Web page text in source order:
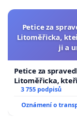
Petice za
Litoměřicka,
ji a
Petice za
Litoměřicka,
a umírání zvířete
3 755 podpisů
Oznámení o